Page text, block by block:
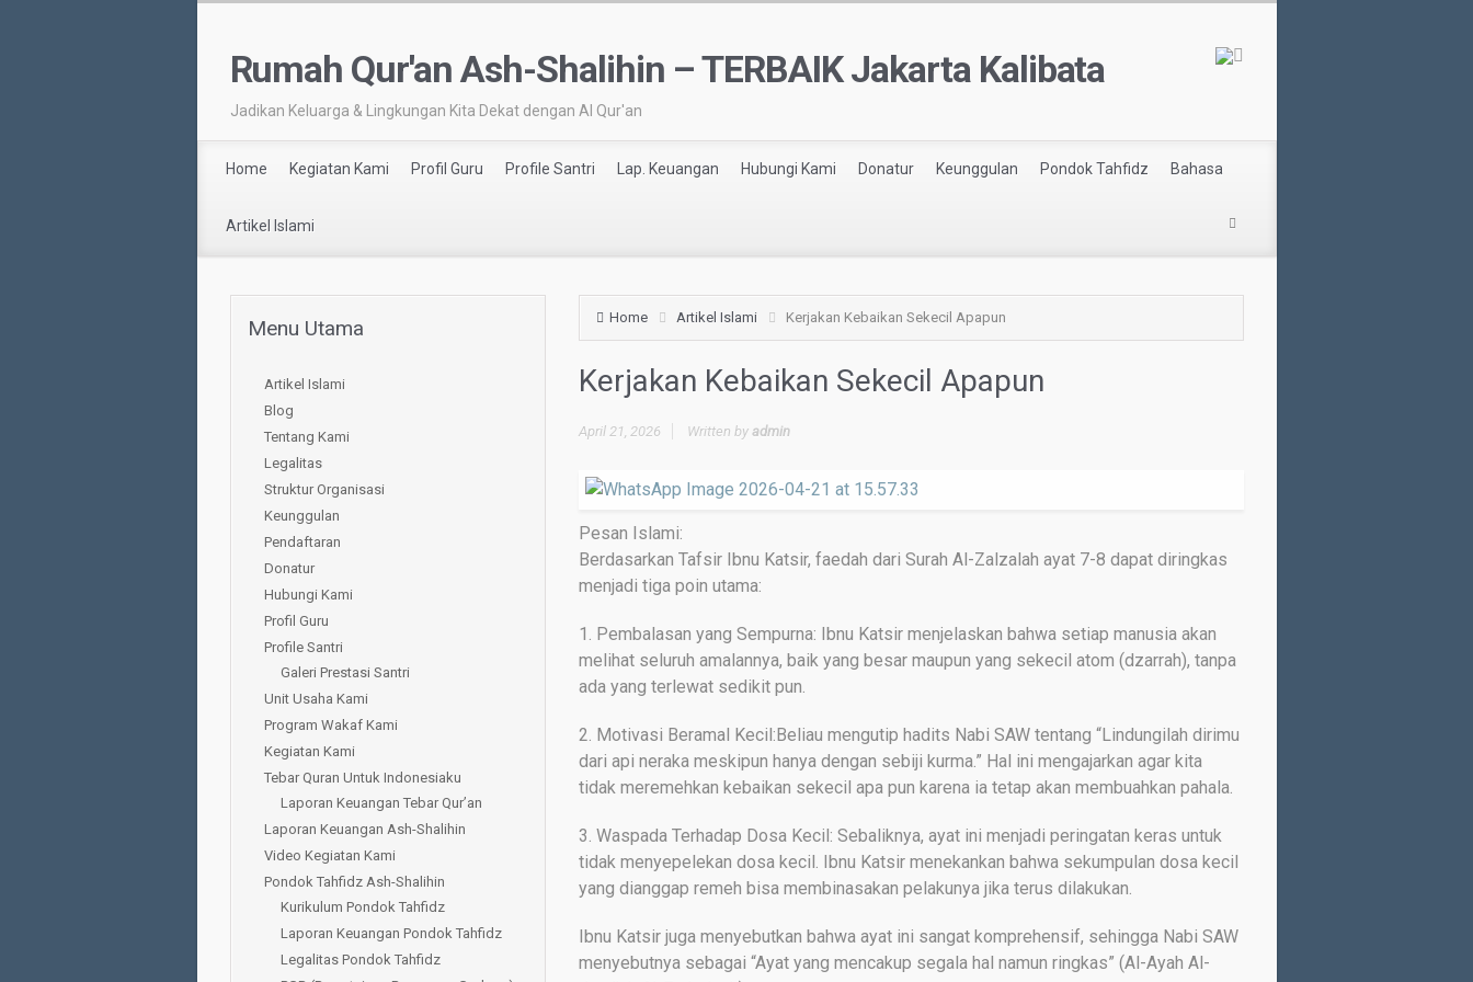
Rumah Qur'an Ash-Shalihin – TERBAIK Jakarta Kalibata
Jadikan Keluarga & Lingkungan Kita Dekat dengan Al Qur'an
Home Kegiatan Kami Profil Guru Profile Santri Lap. Keuangan Hubungi Kami Donatur Keunggulan Pondok Tahfidz Bahasa
Artikel Islami
Home Artikel Islami Kerjakan Kebaikan Sekecil Apapun
Kerjakan Kebaikan Sekecil Apapun
April 21, 2026 Written by admin
Pesan Islami:
Berdasarkan Tafsir Ibnu Katsir, faedah dari Surah Al-Zalzalah ayat 7-8 dapat diringkas
menjadi tiga poin utama:
1. Pembalasan yang Sempurna: Ibnu Katsir menjelaskan bahwa setiap manusia akan
melihat seluruh amalannya, baik yang besar maupun yang sekecil atom (dzarrah), tanpa
ada yang terlewat sedikit pun.
2. Motivasi Beramal Kecil:Beliau mengutip hadits Nabi SAW tentang “Lindungilah dirimu
dari api neraka meskipun hanya dengan sebiji kurma.” Hal ini mengajarkan agar kita
tidak meremehkan kebaikan sekecil apa pun karena ia tetap akan membuahkan pahala.
3. Waspada Terhadap Dosa Kecil: Sebaliknya, ayat ini menjadi peringatan keras untuk
tidak menyepelekan dosa kecil. Ibnu Katsir menekankan bahwa sekumpulan dosa kecil
yang dianggap remeh bisa membinasakan pelakunya jika terus dilakukan.
Ibnu Katsir juga menyebutkan bahwa ayat ini sangat komprehensif, sehingga Nabi SAW
menyebutnya sebagai “Ayat yang mencakup segala hal namun ringkas” (Al-Ayah Al-
Menu Utama
Artikel Islami
Blog
Tentang Kami
Legalitas
Struktur Organisasi
Keunggulan
Pendaftaran
Donatur
Hubungi Kami
Profil Guru
Profile Santri
Galeri Prestasi Santri
Unit Usaha Kami
Program Wakaf Kami
Kegiatan Kami
Tebar Quran Untuk Indonesiaku
Laporan Keuangan Tebar Qur’an
Laporan Keuangan Ash-Shalihin
Video Kegiatan Kami
Pondok Tahfidz Ash-Shalihin
Kurikulum Pondok Tahfidz
Laporan Keuangan Pondok Tahfidz
Legalitas Pondok Tahfidz